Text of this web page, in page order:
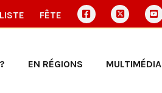
FÊTE
EN RÉGIONS MULTIMÉDIA